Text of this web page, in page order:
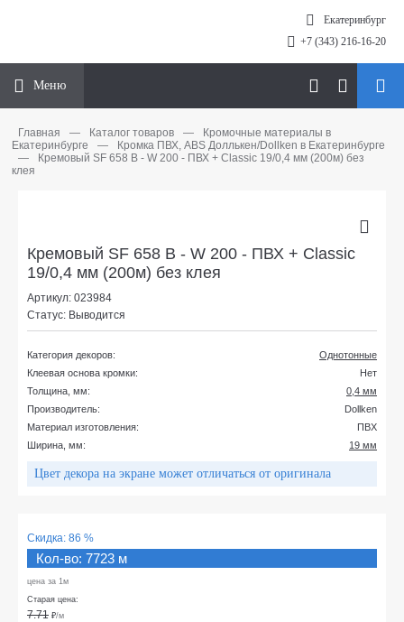
Екатеринбург
+7 (343) 216-16-20
Меню
Главная — Каталог товаров —
Кромочные материалы в
Екатеринбурге
—
Кромка ПВХ, ABS Доллькен/Dollken в Екатеринбурге
—
Кремовый SF 658 В - W 200 - ПВХ + Classic 19/0,4 мм (200м) без
клея
Кремовый SF 658 В - W 200 - ПВХ + Classic
19/0,4 мм (200м) без клея
Артикул: 023984
Статус: Выводится
Категория декоров:
Однотонные
Клеевая основа кромки:
Нет
Толщина, мм:
0,4 мм
Производитель:
Dollken
Материал изготовления:
ПВХ
Ширина, мм:
19 мм
Цвет декора на экране может отличаться от оригинала
Скидка: 86 %
Кол-во: 7723 м
цена за 1м
Старая цена:
7.71 ₽/м